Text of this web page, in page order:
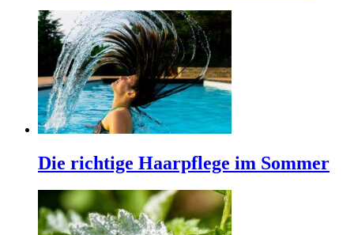
Die richtige Haarpflege im Sommer